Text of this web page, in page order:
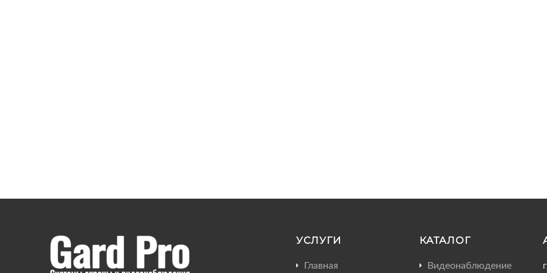
УСЛУГИ
Главная
КАТАЛОГ
Видеонаблюдение